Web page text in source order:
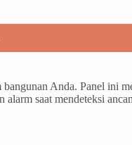
Anda. Panel ini
saat mendeteksi